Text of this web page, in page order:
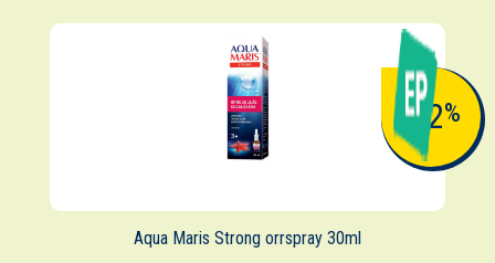
-12%
Aqua Maris Strong orrspray 30ml